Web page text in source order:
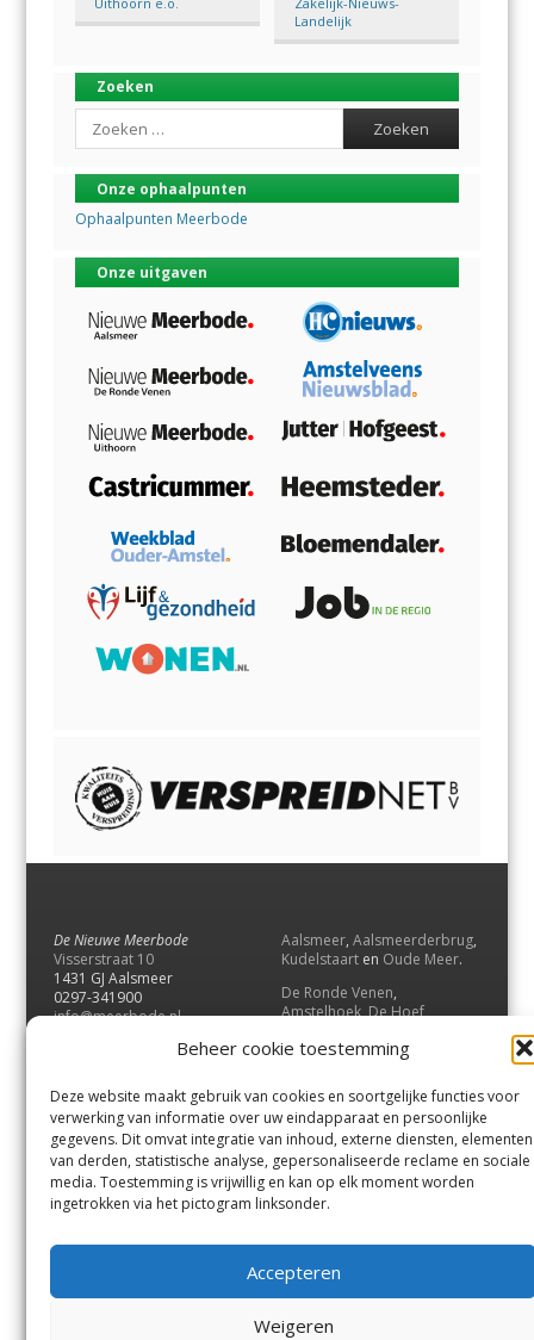
Beheer cookie toestemming
Deze website maakt gebruik van cookies en soortgelijke functies voor
verwerking van informatie over uw eindapparaat en persoonlijke
gegevens. Dit omvat integratie van inhoud, externe diensten, elementen
van derden, statistische analyse, gepersonaliseerde reclame en sociale
media. Toestemming is vrijwillig en kan op elk moment worden
ingetrokken via het pictogram linksonder.
Accepteren
Weigeren
Landelijk
Zoeken
Search
Onze ophaalpunten
Ophaalpunten Meerbode
Onze uitgaven
De Nieuwe Meerbode
Visserstraat 10
1431 GJ Aalsmeer
0297-341900
info@meerbode.nl
Aalsmeer, Aalsmeerderbrug,
Kudelstaart en Oude Meer.
De Ronde Venen,
Amstelhoek,De Hoef,
Vrouwenakker,Waverveen
UithoornenDe Kwakel.
Contact
Andere uitgaven
Bezorgklacht
Vacatures
Voorwaarden
Privacyverklaring